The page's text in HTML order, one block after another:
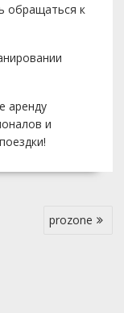
обращаться к
аренду
и
prozone